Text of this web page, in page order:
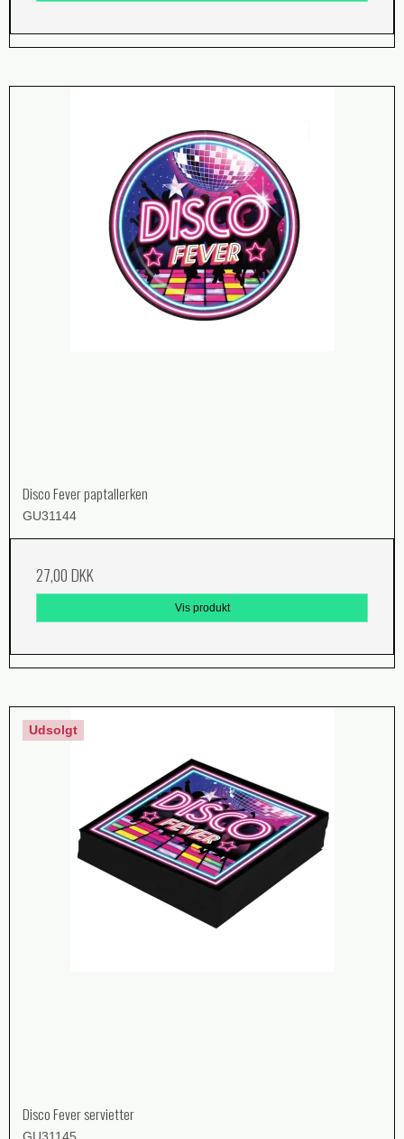
Disco Fever paptallerken
GU31144
27,00 DKK
Vis produkt
Udsolgt
Disco Fever servietter